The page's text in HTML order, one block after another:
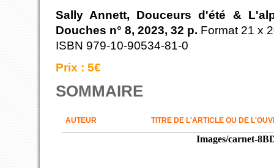
Sally Annett, Douceurs d'été &
Douches n° 8, 2023, 32 p. Format 21 x
ISBN 979-10-90534-81-0
Prix : 5€
SOMMAIRE
AUTEUR TITRE DE L'ARTICLE OU DE
Images/carnet-